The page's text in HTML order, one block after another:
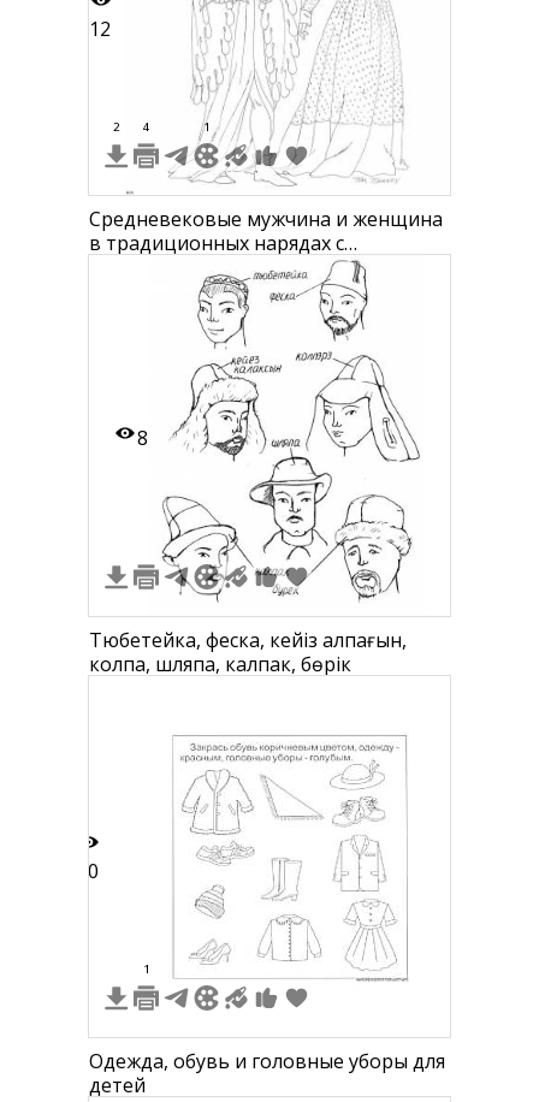
12
2 4 1
Средневековые мужчина и женщина
в традиционных нарядах с
головными уборами
8
Тюбетейка, феска, кейіз қалпағын,
колпақ, шляпа, калпак, бөрік
10
1
Одежда, обувь и головные уборы для
детей